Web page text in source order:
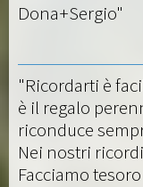
Dona+Sergio"
"Ricordarti è
è il regalo
riconduce
Nei nostri
Facciamo